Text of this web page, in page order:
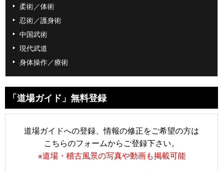
柔術／体術
忍術／護身術
中国武術
現代武道
身体操作／療術
「道場ガイド」無料登録
道場ガイドへの登録、情報の修正をご希望の方は
こちらのフォームからご登録下さい。
※道場・稽古風景の写真や動画も掲載可能